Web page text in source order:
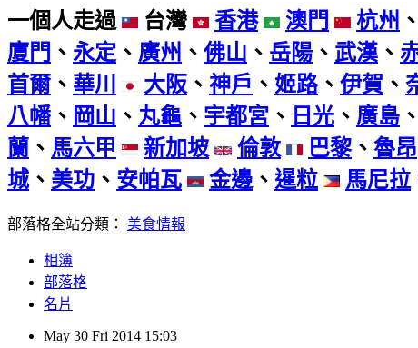
一個人走過 台灣 香港 澳門 杭州 、
廈門 、 永定 、 廣州 、 佛山 、 岳陽 、 武漢 、
首爾、 華川 大阪 、 神戶 、 姬路、 伊賀 、
八幡 、 岡山 、 丸龜 、 宇都宮 、 日光 、 廣島 、
蘭 、 馬六甲 新加坡 倫敦 巴黎、 魯昂
城、 美功 、 安帕瓦 金邊 、 暹粒 馬尼拉
部落格全站分類： 美食情報
相簿
部落格
名片
May 30 Fri 2014 15:03